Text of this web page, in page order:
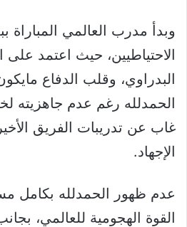
وبدأ مدرب العالمي المباراة
الاحتياطيين، حيث اعتمد على
البدراوي، وقلب الدفاع
الحمدلله رغم عدم جاهزيته
غاب عن تدريبات الفريق
الإجهاد.
عدم ظهور الحمدلله بكامل
القوة الهجومية للعالمي،